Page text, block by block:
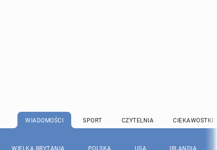
WIADOMOŚCI SPORT CZYTELNIA CIEKAWOSTKI
WIELKA BRYTANIA POLSKA USA IRLANDIA